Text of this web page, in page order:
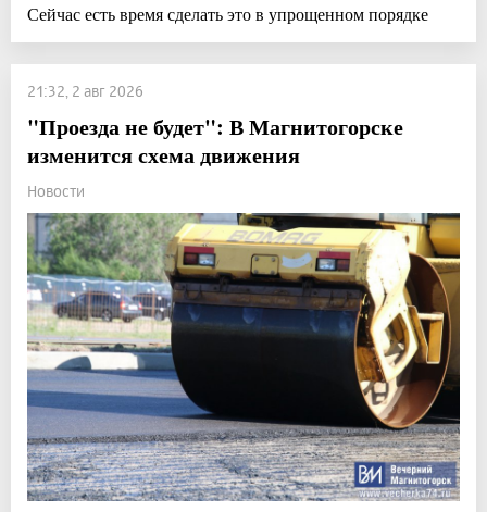
Сейчас есть время сделать это в упрощенном порядке
21:32, 2 авг 2026
"Проезда не будет": В Магнитогорске
изменится схема движения
Новости